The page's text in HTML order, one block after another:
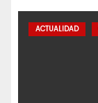
ACTUALIDAD